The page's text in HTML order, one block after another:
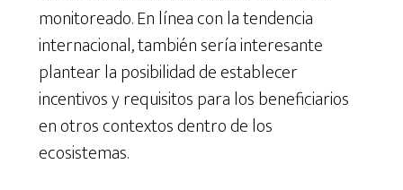
monitoreado. En línea con la tendencia
internacional, también sería interesante
plantear la posibilidad de establecer
incentivos y requisitos para los beneficiarios
en otros contextos dentro de los
ecosistemas.